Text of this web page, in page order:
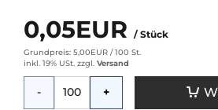
0,05EUR / Stück
Grundpreis: 5,00EUR /100 St.
inkl. 19% USt. zzgl. Versand
- +